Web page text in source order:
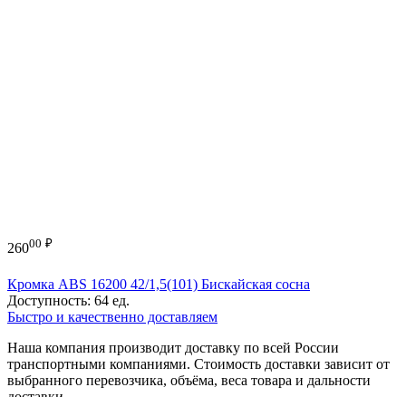
26000 ₽
Кромка ABS 16200 42/1,5(101) Бискайская сосна
Доступность: 64 ед.
Быстро и качественно доставляем
Наша компания производит доставку по всей России
транспортными компаниями. Стоимость доставки зависит от
выбранного перевозчика, объёма, веса товара и дальности